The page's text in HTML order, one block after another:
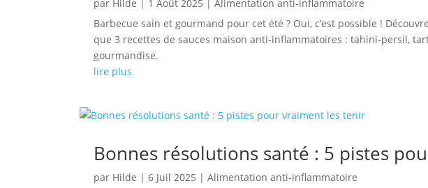
par Hilde | 1 Août 2025 |Alimentation anti-inflammatoire
Barbecue sain et gourmand pour cet été ? Oui, c’est possible !
que 3 recettes de sauces maison anti-inflammatoires : tahini-persil,
gourmandise.
lire plus
Bonnes résolutions santé : 5 pistes
par Hilde |6 Juil 2025 |Alimentation anti-inflammatoire